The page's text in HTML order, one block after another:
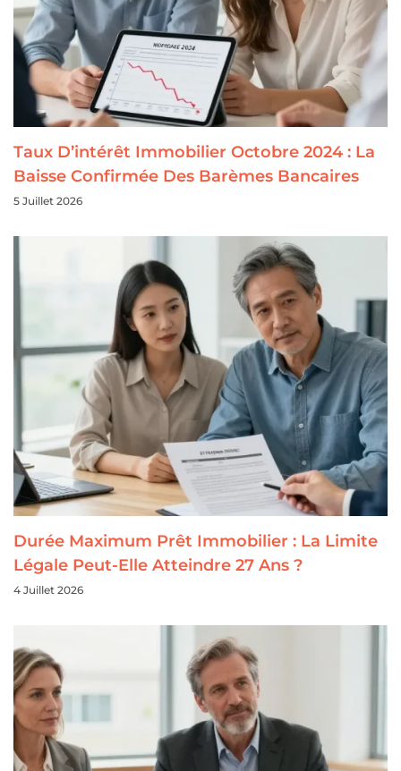
Taux D’intérêt Immobilier Octobre 2024 : La
Baisse Confirmée Des Barèmes Bancaires
5 Juillet 2026
Durée Maximum Prêt Immobilier : La Limite
Légale Peut-Elle Atteindre 27 Ans ?
4 Juillet 2026